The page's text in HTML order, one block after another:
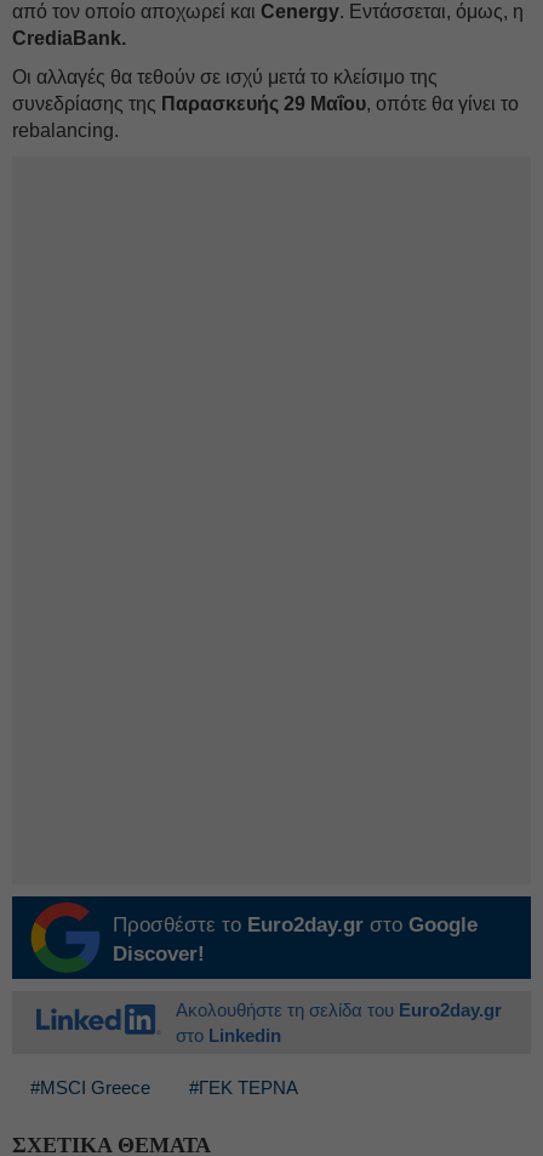
από τον οποίο αποχωρεί και Cenergy. Εντάσσεται, όμως, η
CrediaBank.
Οι αλλαγές θα τεθούν σε ισχύ μετά το κλείσιμο της
συνεδρίασης της Παρασκευής 29 Μαΐου, οπότε θα γίνει το
rebalancing.
Προσθέστε το Euro2day.gr στο Google
Discover!
Ακολουθήστε τη σελίδα του Euro2day.gr
στο Linkedin
#MSCI Greece #ΓΕΚ ΤΕΡΝΑ
ΣΧΕΤΙΚΑ ΘΕΜΑΤΑ